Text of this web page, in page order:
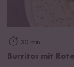
30 min
Burritos mit